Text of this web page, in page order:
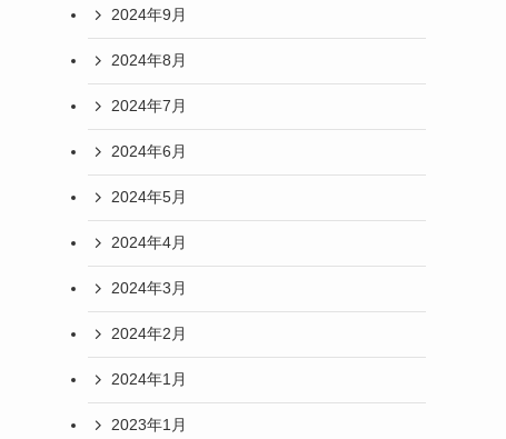
2024年9月
2024年8月
2024年7月
2024年6月
2024年5月
2024年4月
2024年3月
2024年2月
2024年1月
2023年1月